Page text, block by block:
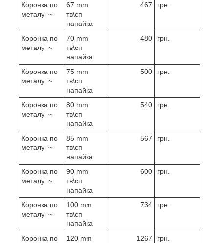
Коронка по
металу ~
67 mm
тв\сп
напайка
467 грн.
Коронка по
металу ~
70 mm
тв\сп
напайка
480 грн.
Коронка по
металу ~
75 mm
тв\сп
напайка
500 грн.
Коронка по
металу ~
80 mm
тв\сп
напайка
540 грн.
Коронка по
металу ~
85 mm
тв\сп
напайка
567 грн.
Коронка по
металу ~
90 mm
тв\сп
напайка
600 грн.
Коронка по
металу ~
100 mm
тв\сп
напайка
734 грн.
Коронка по 120 mm 1267 грн.